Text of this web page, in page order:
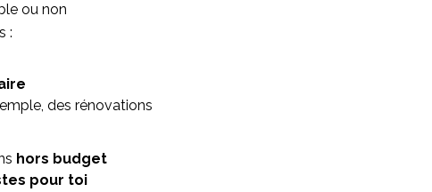
ou non
:
des rénovations
hors budget
pour toi